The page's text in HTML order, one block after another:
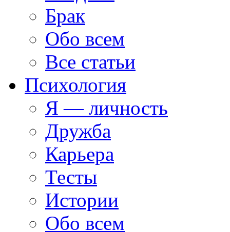
Брак
Обо всем
Все статьи
Психология
Я — личность
Дружба
Карьера
Тесты
Истории
Обо всем